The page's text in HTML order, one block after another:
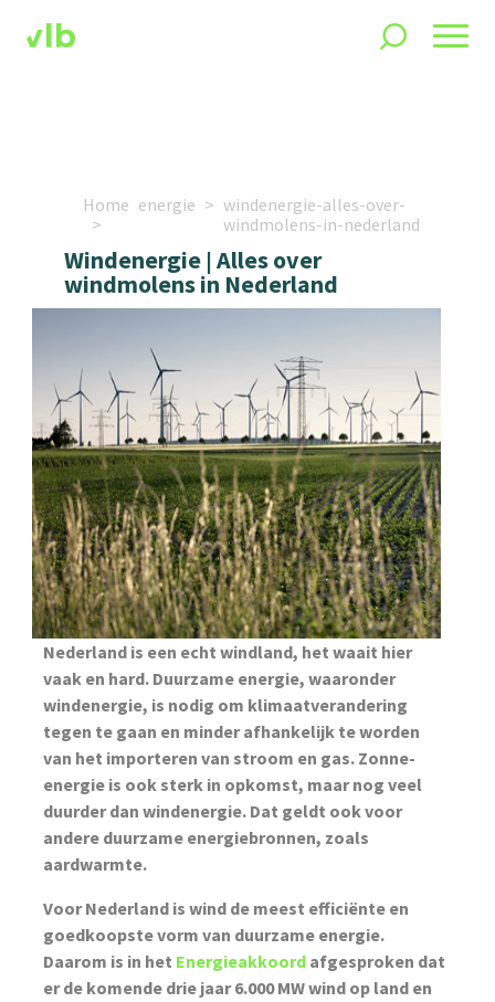
Home energie
windenergie-alles-over-
windmolens-in-nederland
Windenergie | Alles over
windmolens in Nederland
Nederland is een echt windland, het waait hier
vaak en hard. Duurzame energie, waaronder
windenergie, is nodig om klimaatverandering
tegen te gaan en minder afhankelijk te worden
van het importeren van stroom en gas. Zonne-
energie is ook sterk in opkomst, maar nog veel
duurder dan windenergie. Dat geldt ook voor
andere duurzame energiebronnen, zoals
aardwarmte.
Voor Nederland is wind de meest efficiënte en
goedkoopste vorm van duurzame energie.
Daarom is in het Energieakkoord afgesproken dat
er de komende drie jaar 6.000 MW wind op land en